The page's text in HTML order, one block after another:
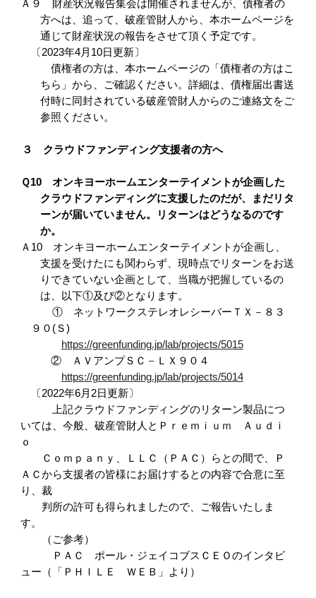
Ａ９ 財産状況報告集会は開催されませんが、債権者の
方へは、追って、破産管財人から、本ホームページを
通じて財産状況の報告をさせて頂く予定です。
〔2023年4月10日更新〕
債権者の方は、本ホームページの「債権者の方はこ
ちら」から、ご確認ください。詳細は、債権届出書送
付時に同封されている破産管財人からのご連絡文をご
参照ください。
３ クラウドファンディング支援者の方へ
Ｑ10 オンキヨーホームエンターテイメントが企画した
クラウドファンディングに支援したのだが、まだリタ
ーンが届いていません。リターンはどうなるのです
か。
Ａ10 オンキヨーホームエンターテイメントが企画し、
支援を受けたにも関わらず、現時点でリターンをお送
りできていない企画として、当職が把握しているの
は、以下①及び②となります。
① ネットワークステレオレシーバーＴＸ－８３
９０(Ｓ)
https://greenfunding.jp/lab/projects/5015
② ＡＶアンプＳＣ－ＬＸ９０４
https://greenfunding.jp/lab/projects/5014
〔2022年6月2日更新〕
上記クラウドファンディングのリターン製品につ
いては、今般、破産管財人とＰｒｅｍｉｕｍ Ａｕｄｉ
ｏ
Ｃｏｍｐａｎｙ、ＬＬＣ（ＰＡＣ）らとの間で、Ｐ
ＡＣから支援者の皆様にお届けするとの内容で合意に至
り、裁
判所の許可も得られましたので、ご報告いたしま
す。
（ご参考）
ＰＡＣ ポール・ジェイコブスＣＥＯのインタビ
ュー（「ＰＨＩＬＥ ＷＥＢ」より）